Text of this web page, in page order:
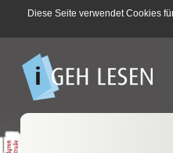
Diese Seite verwendet Cookies